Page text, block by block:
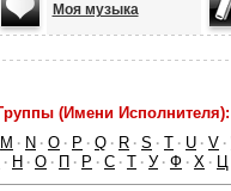
Моя музыка
(Имени Исполнителя):
M · N · O · P · Q · R · S · T · U · V ·
· Н · О · П · Р · С · Т · У · Ф · Х · Ц